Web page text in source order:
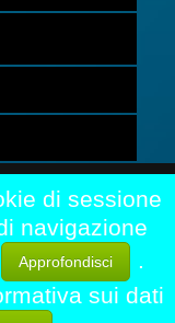
|
Matematica
Scienza e
di sessione
navigazione
Approfondisci
sui dati